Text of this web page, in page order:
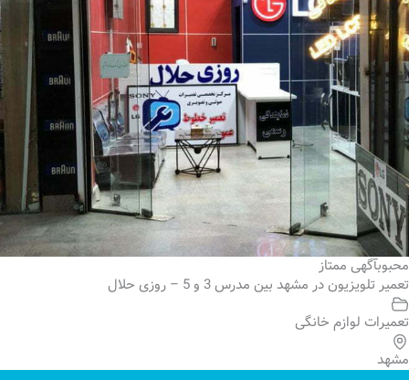
محبوبآگهی ممتاز
تعمیر تلویزیون در مشهد بین مدرس 3 و 5 – روزی حلال
تعمیرات لوازم خانگی
مشهد